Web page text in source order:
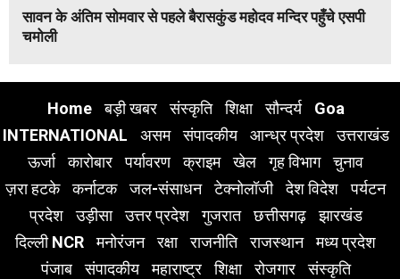
सावन के अंतिम सोमवार से पहले बैरासकुंड महोदव मन्दिर पहुँचे एसपी
चमोली
Home बड़ी खबर संस्कृति शिक्षा सौन्दर्य
Goa
INTERNATIONAL
असम संपादकीय आन्ध्र प्रदेश
उत्तराखंड
ऊर्जा
कारोबार पर्यावरण क्राइम खेल गृह विभाग
चुनाव
ज़रा हटके
कर्नाटक जल-संसाधन टेक्नोलॉजी देश विदेश
पर्यटन
प्रदेश
उड़ीसा उत्तर प्रदेश गुजरात छत्तीसगढ़
झारखंड
दिल्ली NCR
मनोरंजन रक्षा राजनीति राजस्थान
मध्य प्रदेश
पंजाब
संपादकीय महाराष्ट्र शिक्षा रोजगार
संस्कृति